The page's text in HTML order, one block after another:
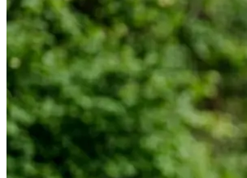
Перейти к товару